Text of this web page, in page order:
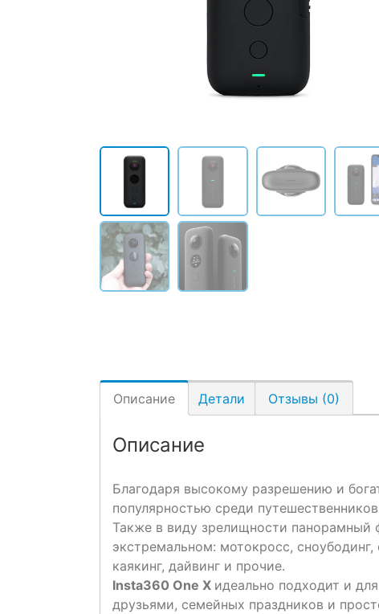
Описание Детали Отзывы (0)
Описание
Благодаря высокому разрешению и
популярностью среди
Также в виду зрелищности панорамный
экстремальном: мотокросс,
каякинг, дайвинг и прочие.
Insta360 One X идеально подходит и
друзьями, семейных праздников и